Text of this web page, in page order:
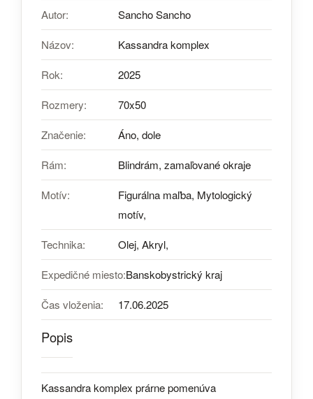
Autor: Sancho Sancho
Názov: Kassandra komplex
Rok: 2025
Rozmery: 70x50
Značenie: Áno, dole
Rám: Blindrám, zamaľované okraje
Motív:
Figurálna maľba, Mytologický
motív,
Technika: Olej, Akryl,
Expedičné miesto:Banskobystrický kraj
Čas vloženia: 17.06.2025
Popis
Kassandra komplex prárne pomenúva